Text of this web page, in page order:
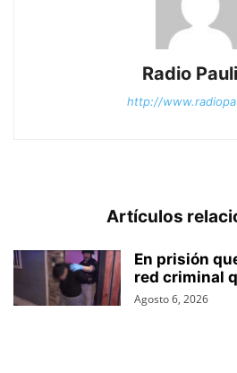
Radio
http://
Artículos
En prisión
red criminal
Agosto 6, 2026